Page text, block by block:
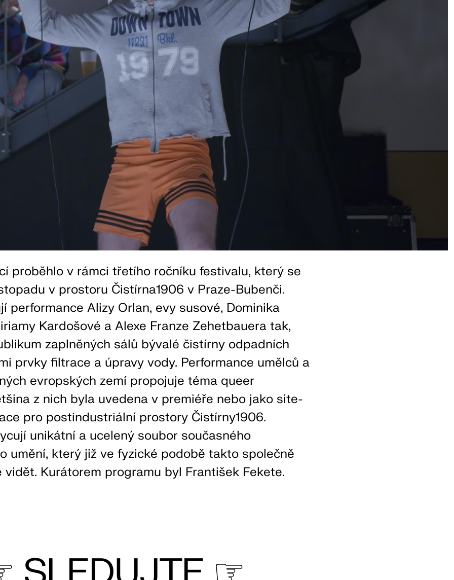
proběhlo v rámci třetího ročníku festivalu, který se
v prostoru Čistírna1906 v Praze-Bubenči.
performance Alizy Orlan, evy susové, Dominika
Kardošové a Alexe Franze Zehetbauera tak,
zaplněných sálů bývalé čistírny odpadních
prvky filtrace a úpravy vody. Performance umělců a
evropských zemí propojuje téma queer
z nich byla uvedena v premiéře nebo jako site-
pro postindustriální prostory Čistírny1906.
unikátní a ucelený soubor současného
umění, který již ve fyzické podobě takto společně
vidět. Kurátorem programu byl František Fekete.